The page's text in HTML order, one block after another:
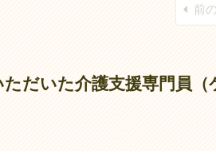
前
だいた介護支援専門員（